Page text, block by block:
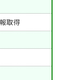
取得